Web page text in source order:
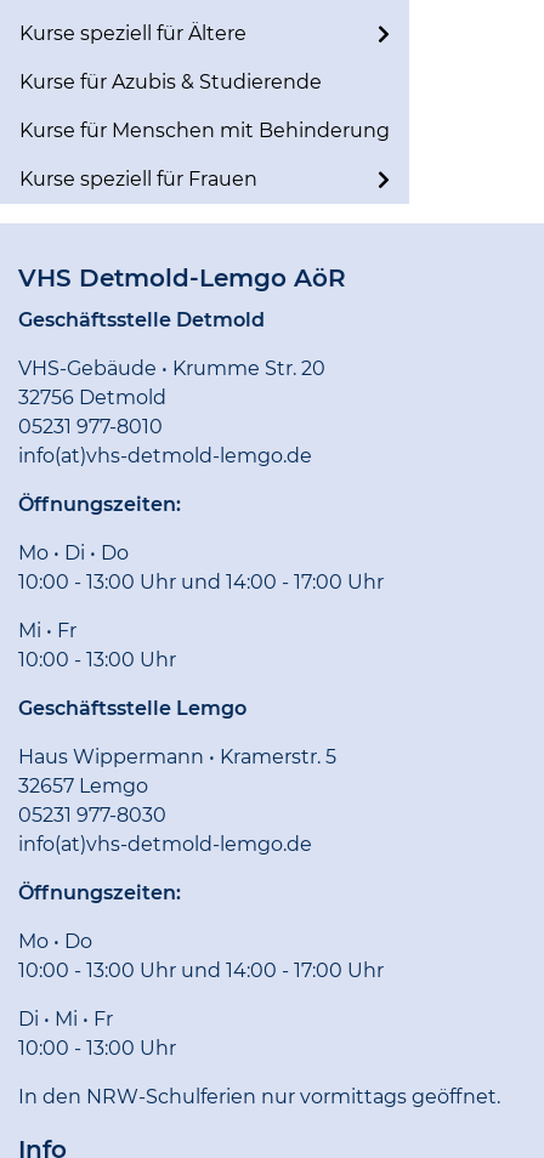
Kurse speziell für Ältere
Kurse für Azubis & Studierende
Kurse für Menschen mit Behinderung
Kurse speziell für Frauen
VHS Detmold-Lemgo AöR
Geschäftsstelle Detmold
VHS-Gebäude • Krumme Str. 20
32756 Detmold
05231 977-8010
info(at)vhs-detmold-lemgo.de
Öffnungszeiten:
Mo • Di • Do
10:00 - 13:00 Uhr und 14:00 - 17:00 Uhr
Mi • Fr
10:00 - 13:00 Uhr
Geschäftsstelle Lemgo
Haus Wippermann • Kramerstr. 5
32657 Lemgo
05231 977-8030
info(at)vhs-detmold-lemgo.de
Öffnungszeiten:
Mo • Do
10:00 - 13:00 Uhr und 14:00 - 17:00 Uhr
Di • Mi • Fr
10:00 - 13:00 Uhr
In den NRW-Schulferien nur vormittags geöffnet.
Info